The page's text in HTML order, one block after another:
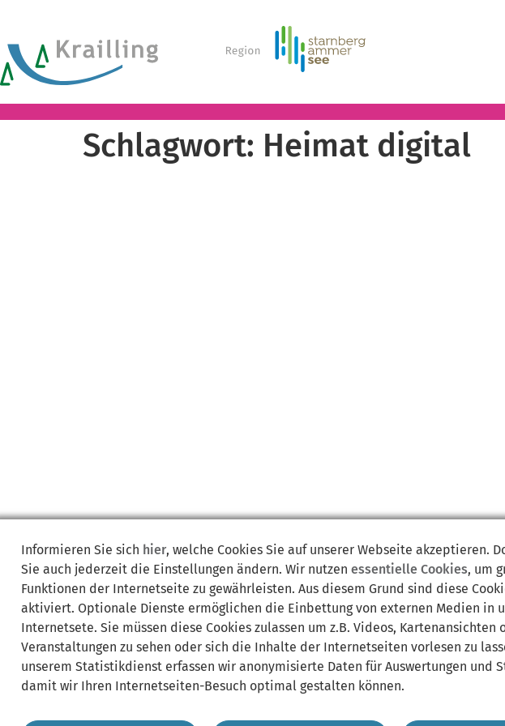
Schlagwort: Heimat digital
Informieren Sie sich hier, welche Cookies Sie auf unserer Webseite akzeptieren.
Sie auch jederzeit die Einstellungen ändern. Wir nutzen essentielle Cookies, um
Funktionen der Internetseite zu gewährleisten. Aus diesem Grund sind diese
aktiviert. Optionale Dienste ermöglichen die Einbettung von externen Medien in
Internetsete. Sie müssen diese Cookies zulassen um z.B. Videos, Kartenansichten
Veranstaltungen zu sehen oder sich die Inhalte der Internetseiten vorlesen zu
unserem Statistikdienst erfassen wir anonymisierte Daten für Auswertungen und
damit wir Ihren Internetseiten-Besuch optimal gestalten können.